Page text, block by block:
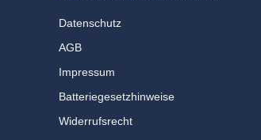
Datenschutz
AGB
Impressum
Batteriegesetzhinweise
Widerrufsrecht